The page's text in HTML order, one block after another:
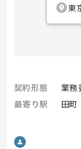
東
契約形態
業務
最寄り駅
田町